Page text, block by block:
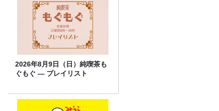
2026年8月9日（日）純喫茶も
ぐもぐ ― プレイリスト